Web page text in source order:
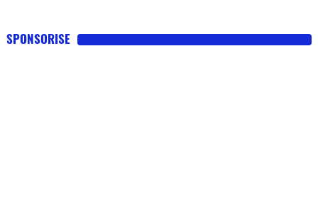
SPONSORISE